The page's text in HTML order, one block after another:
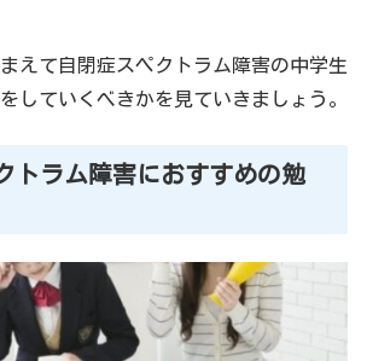
えて自閉症スペクトラム障害の中学生
していくべきかを見ていきましょう。
トラム障害におすすめの勉